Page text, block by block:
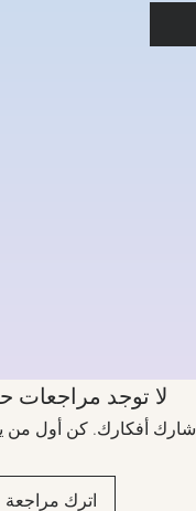
لا توجد مراجعات
شارك أفكارك. كن أول من
اترك مراجعة